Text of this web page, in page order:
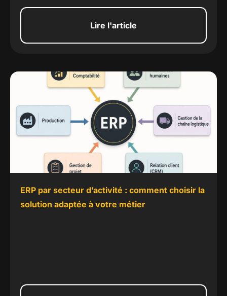
Lire l'article
ERP par secteur d’activité : comment choisir la
solution adaptée à votre métier